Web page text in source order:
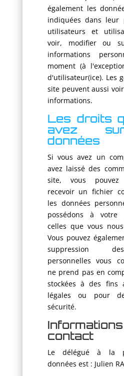
également les
indiquées dans leur
utilisateurs et
voir, modifier ou
informations
moment (à
d'utilisateur(ice). Les
site peuvent aussi
informations.
Les droits
avez
données
Si vous avez un
avez laissé des
site, vous
recevoir un fichier
les données
possédons à votre
celles que vous
Vous pouvez
suppression
personnelles vous
ne prend pas en
stockées à des fins
légales ou pour
sécurité.
contact
Le délégué à la
données est : Julien